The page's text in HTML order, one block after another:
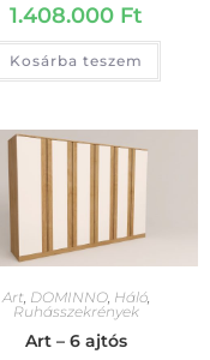
1.408.000 Ft
Kosárba teszem
Art, DOMINNO, Háló,
Ruhásszekrények
Art – 6 ajtós